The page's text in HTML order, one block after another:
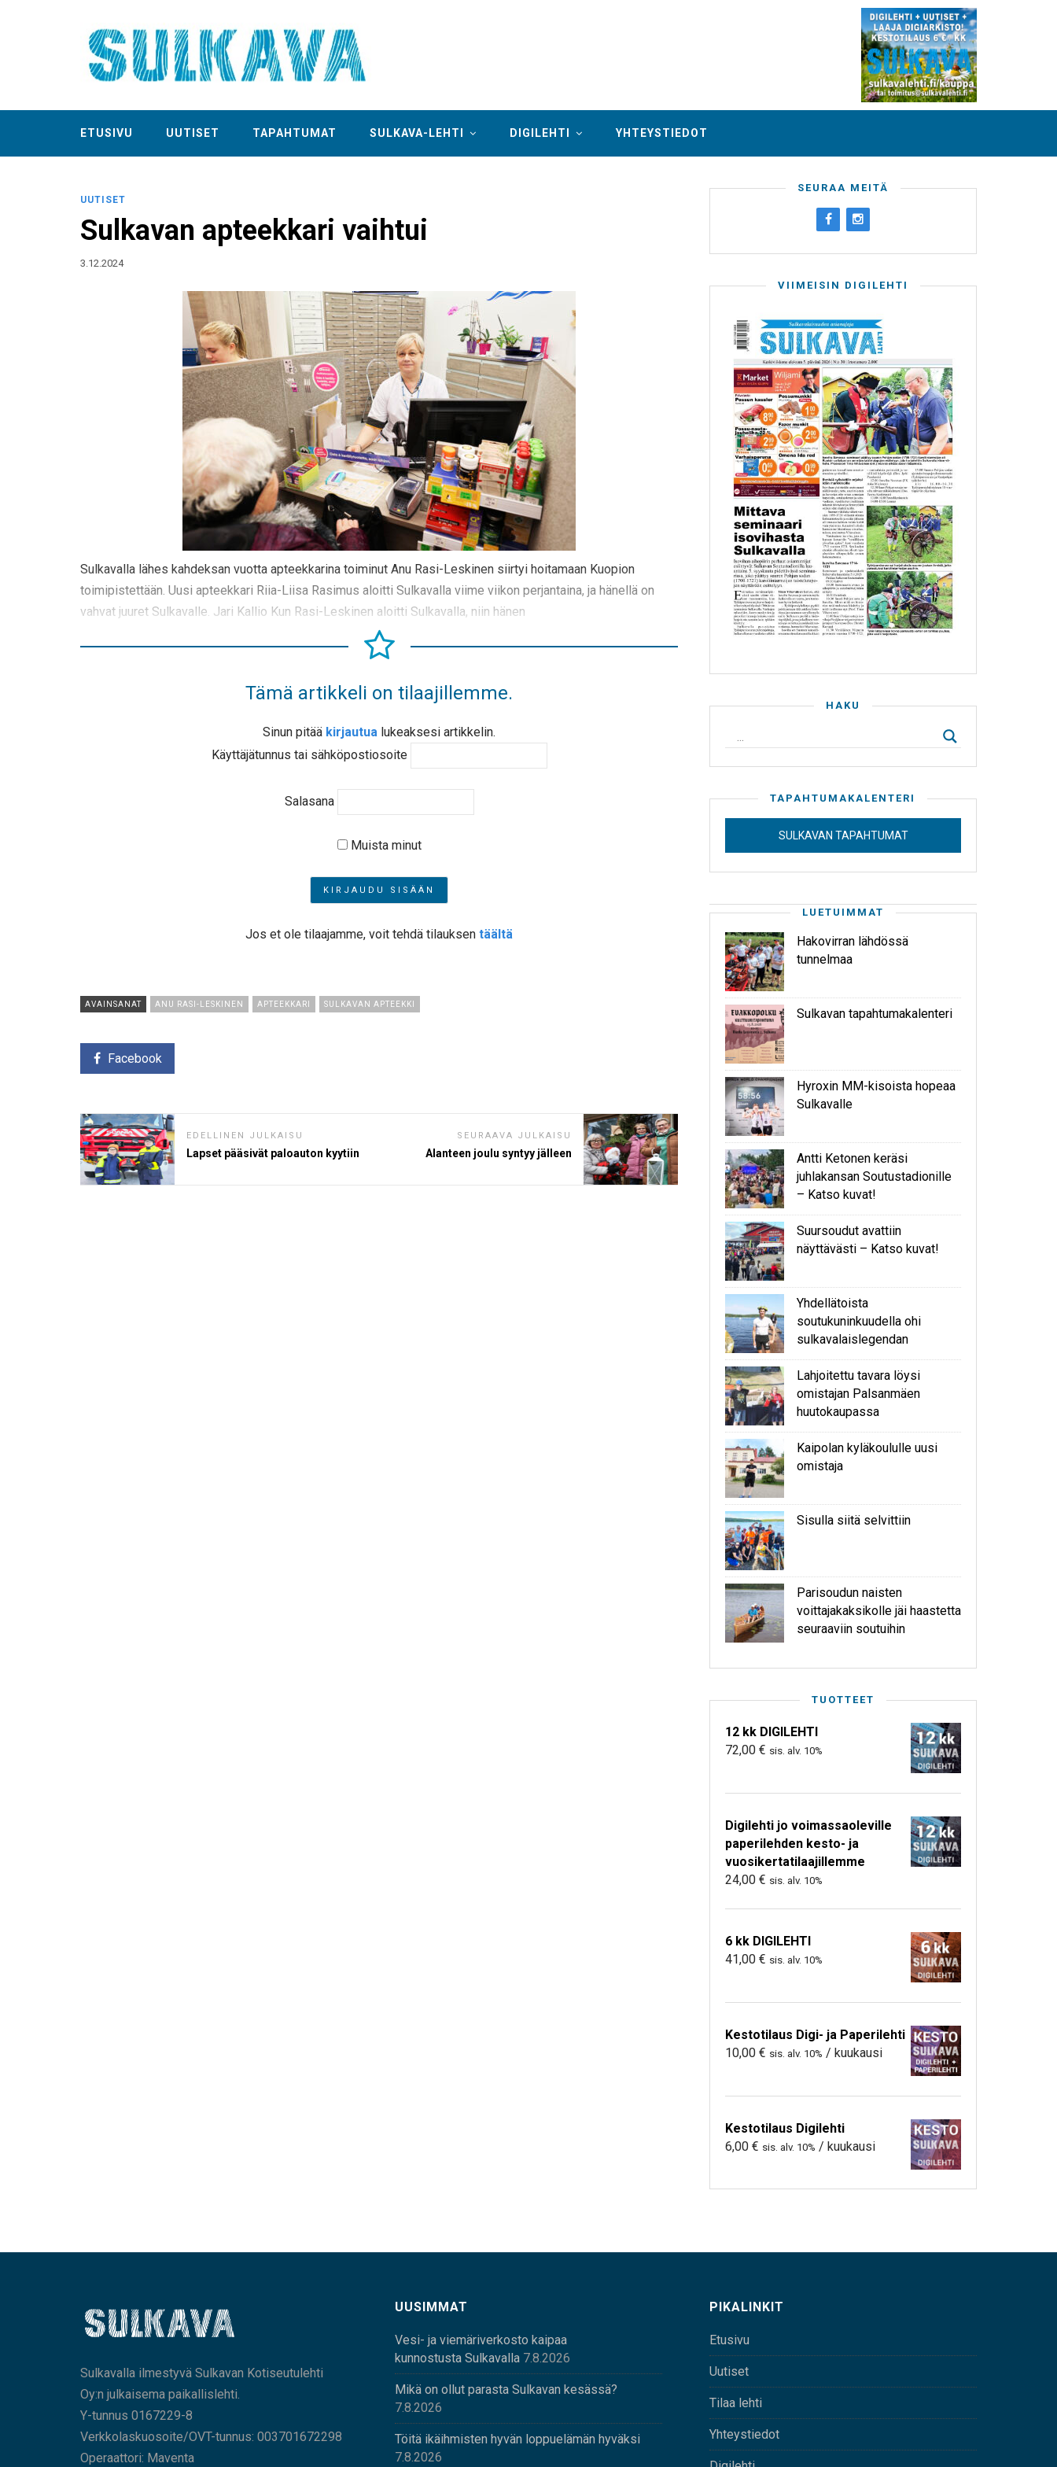
ETUSIVU UUTISET TAPAHTUMAT SULKAVA-LEHTI DIGILEHTI YHTEYSTIEDOT
UUTISET
Sulkavan apteekkari vaihtui
3.12.2024
Sulkavalla lähes kahdeksan vuotta apteekkarina toiminut Anu Rasi-Leskinen siirtyi hoitamaan Kuopion
toimipistettään. Uusi apteekkari Riia-Liisa Rasimus aloitti Sulkavalla viime viikon perjantaina, ja hänellä on
vahvat juuret Sulkavalle. Jari Kallio Kun Rasi-Leskinen aloitti Sulkavalla, niin hänen
Tämä artikkeli on tilaajillemme.
Sinun pitää kirjautua lukeaksesi artikkelin.
Käyttäjätunnus tai sähköpostiosoite
Salasana
Muista minut
Jos et ole tilaajamme, voit tehdä tilauksen täältä
AVAINSANAT ANU RASI-LESKINEN APTEEKKARI SULKAVAN APTEEKKI
Facebook
EDELLINEN JULKAISU
Lapset pääsivät paloauton kyytiin
SEURAAVA JULKAISU
Alanteen joulu syntyy jälleen
SEURAA MEITÄ
VIIMEISIN DIGILEHTI
HAKU
TAPAHTUMAKALENTERI
SULKAVAN TAPAHTUMAT
LUETUIMMAT
Hakovirran lähdössä
tunnelmaa
Sulkavan tapahtumakalenteri
Hyroxin MM-kisoista hopeaa
Sulkavalle
Antti Ketonen keräsi
juhlakansan Soutustadionille
– Katso kuvat!
Suursoudut avattiin
näyttävästi – Katso kuvat!
Yhdellätoista
soutukuninkuudella ohi
sulkavalaislegendan
Lahjoitettu tavara löysi
omistajan Palsanmäen
huutokaupassa
Kaipolan kyläkoululle uusi
omistaja
Sisulla siitä selvittiin
Parisoudun naisten
voittajakaksikolle jäi haastetta
seuraaviin soutuihin
TUOTTEET
12 kk DIGILEHTI
72,00 € sis. alv. 10%
Digilehti jo voimassaoleville
paperilehden kesto- ja
vuosikertatilaajillemme
24,00 € sis. alv. 10%
6 kk DIGILEHTI
41,00 € sis. alv. 10%
Kestotilaus Digi- ja Paperilehti
10,00 € sis. alv. 10% / kuukausi
Kestotilaus Digilehti
6,00 € sis. alv. 10% / kuukausi
Sulkavalla ilmestyvä Sulkavan Kotiseutulehti
Oy:n julkaisema paikallislehti.
Y-tunnus 0167229-8
Verkkolaskuosoite/OVT-tunnus: 003701672298
Operaattori: Maventa
UUSIMMAT
Vesi- ja viemäriverkosto kaipaa
kunnostusta Sulkavalla 7.8.2026
Mikä on ollut parasta Sulkavan kesässä?
7.8.2026
Töitä ikäihmisten hyvän loppuelämän hyväksi
7.8.2026
PIKALINKIT
Etusivu
Uutiset
Tilaa lehti
Yhteystiedot